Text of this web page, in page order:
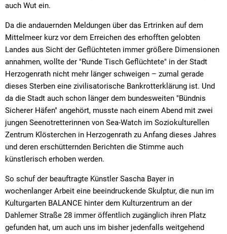
auch Wut ein.
Da die andauernden Meldungen über das Ertrinken auf dem
Mittelmeer kurz vor dem Erreichen des erhofften gelobten
Landes aus Sicht der Geflüchteten immer größere Dimensionen
annahmen, wollte der "Runde Tisch Geflüchtete" in der Stadt
Herzogenrath nicht mehr länger schweigen – zumal gerade
dieses Sterben eine zivilisatorische Bankrotterklärung ist. Und
da die Stadt auch schon länger dem bundesweiten "Bündnis
Sicherer Häfen" angehört, musste nach einem Abend mit zwei
jungen Seenotretterinnen von Sea-Watch im Soziokulturellen
Zentrum Klösterchen in Herzogenrath zu Anfang dieses Jahres
und deren erschütternden Berichten die Stimme auch
künstlerisch erhoben werden.
So schuf der beauftragte Künstler Sascha Bayer in
wochenlanger Arbeit eine beeindruckende Skulptur, die nun im
Kulturgarten BALANCE hinter dem Kulturzentrum an der
Dahlemer Straße 28 immer öffentlich zugänglich ihren Platz
gefunden hat, um auch uns im bisher jedenfalls weitgehend